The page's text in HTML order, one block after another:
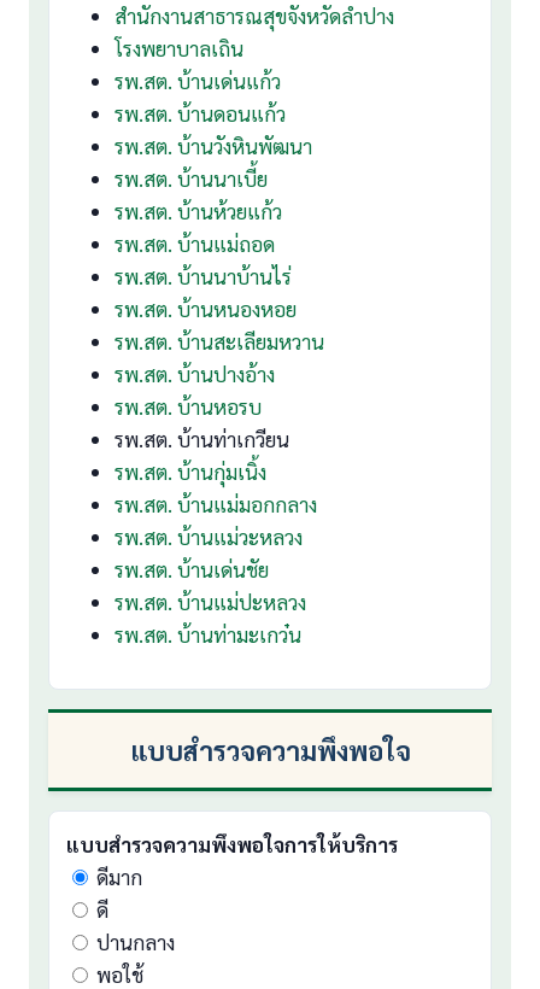
สำนักงานสาธารณสุขจังหวัดลำปาง
โรงพยาบาลเถิน
รพ.สต. บ้านเด่นแก้ว
รพ.สต. บ้านดอนแก้ว
รพ.สต. บ้านวังหินพัฒนา
รพ.สต. บ้านนาเบี้ย
รพ.สต. บ้านห้วยแก้ว
รพ.สต. บ้านแม่ถอด
รพ.สต. บ้านนาบ้านไร่
รพ.สต. บ้านหนองหอย
รพ.สต. บ้านสะเลียมหวาน
รพ.สต. บ้านปางอ้าง
รพ.สต. บ้านหอรบ
รพ.สต. บ้านท่าเกวียน
รพ.สต. บ้านกุ่มเนิ้ง
รพ.สต. บ้านแม่มอกกลาง
รพ.สต. บ้านแม่วะหลวง
รพ.สต. บ้านเด่นชัย
รพ.สต. บ้านแม่ปะหลวง
รพ.สต. บ้านท่ามะเกว๋น
แบบสำรวจความพึงพอใจ
แบบสำรวจความพึงพอใจการให้บริการ
ดีมาก
ดี
ปานกลาง
พอใช้